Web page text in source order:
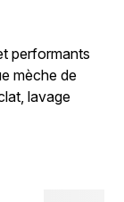
performants
mèche de
lavage